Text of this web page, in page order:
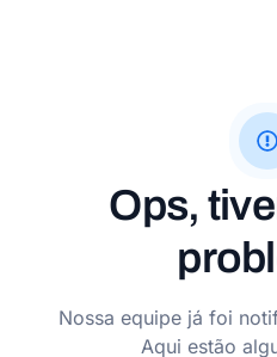
Ops,
Nossa equipe já foi
Aqui estão